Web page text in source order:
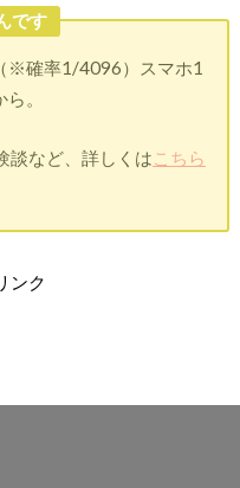
です
※確率1/4096）スマホ1
。
談など、詳しくは こちら
ンク